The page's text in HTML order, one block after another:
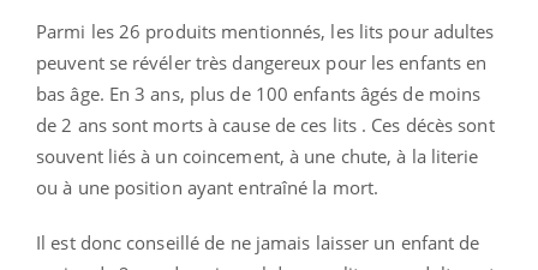
Parmi les 26 produits mentionnés, les lits pour adultes
peuvent se révéler très dangereux pour les enfants en
bas âge. En 3 ans, plus de 100 enfants âgés de moins
de 2 ans sont morts à cause de ces lits . Ces décès sont
souvent liés à un coincement, à une chute, à la literie
ou à une position ayant entraîné la mort.
Il est donc conseillé de ne jamais laisser un enfant de